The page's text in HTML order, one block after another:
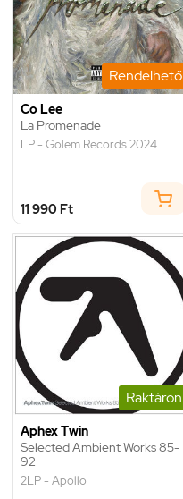
Rendelhető
Co Lee
La Promenade
LP - Golem Records 2024
11 990 Ft
Raktáron
Aphex Twin
Selected Ambient Works 85-
92
2LP - Apollo